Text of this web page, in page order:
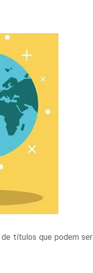
títulos que podem ser